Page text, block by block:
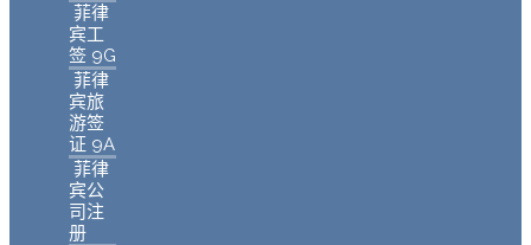
菲律
宾工
签 9G
菲律
宾旅
游签
证 9A
菲律
宾公
司注
册